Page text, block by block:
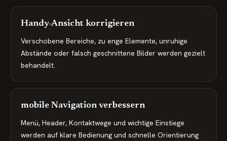
Handy-Ansicht korrigieren
Verschobene Bereiche, zu enge Elemente, unruhige
Abstände oder falsch geschnittene Bilder werden gezielt
behandelt.
mobile Navigation verbessern
Menü, Header, Kontaktwege und wichtige Einstiege
werden auf klare Bedienung und schnelle Orientierung